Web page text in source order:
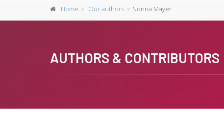
Home Our authors Nonna Mayer
AUTHORS & CONTRIBUTORS